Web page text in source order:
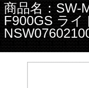
商品名：SW-
F900GS ライ